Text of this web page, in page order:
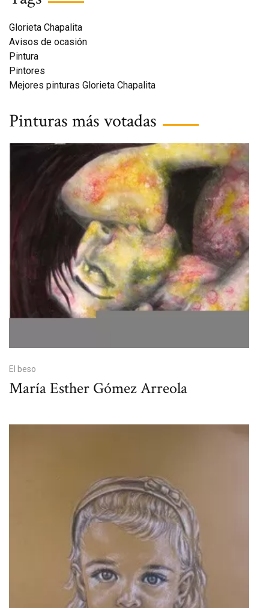
Glorieta Chapalita
Avisos de ocasión
Pintura
Pintores
Mejores pinturas Glorieta Chapalita
Pinturas más votadas
El beso
María Esther Gómez Arreola